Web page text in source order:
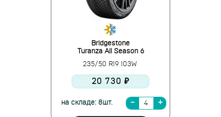
Bridgestone
Turanza All Season 6
235/50 R19 103W
20 730 ₽
на складе: 8шт.